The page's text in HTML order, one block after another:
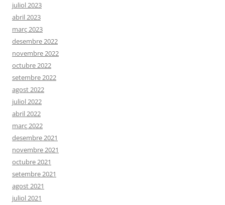
juliol 2023
abril 2023
març 2023
desembre 2022
novembre 2022
octubre 2022
setembre 2022
agost 2022
juliol 2022
abril 2022
març 2022
desembre 2021
novembre 2021
octubre 2021
setembre 2021
agost 2021
juliol 2021